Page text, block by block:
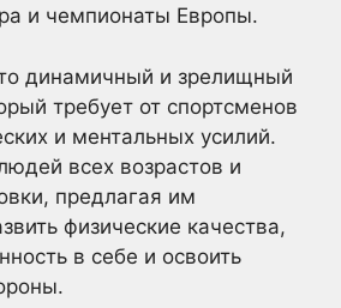
и чемпионаты Европы.
динамичный и зрелищный
требует от спортсменов
и ментальных усилий.
всех возрастов и
предлагая им
физические качества,
в себе и освоить